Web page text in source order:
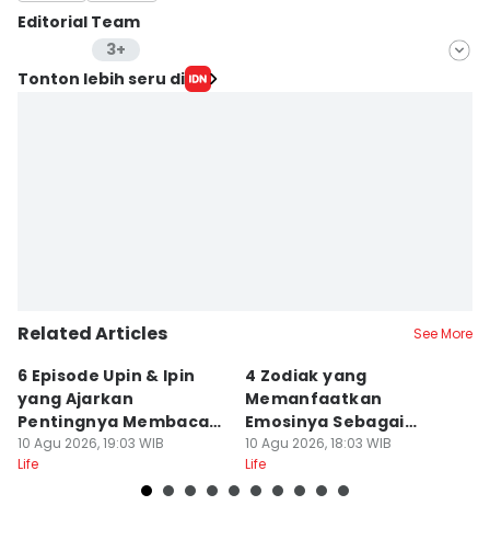
Editorial Team
3+
Editor
Tonton lebih seru di
Related Articles See More
6 Episode Upin & Ipin
yang Ajarkan
Pentingnya Membaca
Buku
10 Agu 2026, 19:03 WIB
Life
4 Zodiak yang
Memanfaatkan
Emosinya Sebagai
Senjata, Manipulatif?
10 Agu 2026, 18:03 WIB
Life